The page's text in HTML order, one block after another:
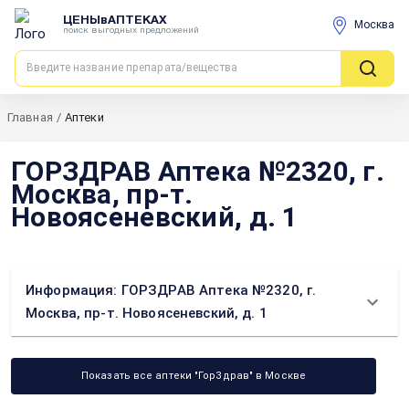
ЦЕНЫвАПТЕКАХ
поиск выгодных предложений Москва
Главная / Аптеки
ГОРЗДРАВ Аптека №2320, г.
Москва, пр-т.
Новоясеневский, д. 1
Информация: ГОРЗДРАВ Аптека №2320, г.
Москва, пр-т. Новоясеневский, д. 1
Показать все аптеки "ГорЗдрав" в Москве